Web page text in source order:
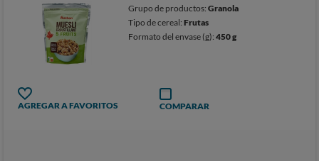
Grupo de productos:Granola
Tipo de cereal:Frutas
Formato del envase (g):450 g
AGREGAR A FAVORITOS COMPARAR